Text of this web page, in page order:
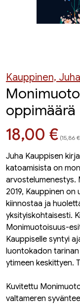
Kauppinen, Juha
oppimäärä
Hinta nyt
18,00 € (15,86
Juha Kauppisen
katoamisista on
arvostelumenestys.
2019, Kauppinen
kiinnostaa ja
yksityiskohtaisesti.
Monimuotoisuus-
Kauppiselle syntyi
luontokadon
ytimeen keskittyen.
Kuvitettu
valtameren